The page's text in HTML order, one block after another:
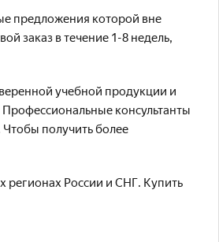
предложения которой вне
заказ в течение 1-8 недель,
учебной продукции и
Профессиональные консультанты
получить более
регионах России и СНГ. Купить